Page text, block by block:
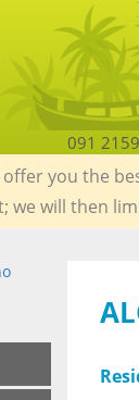
091
you the
we will then